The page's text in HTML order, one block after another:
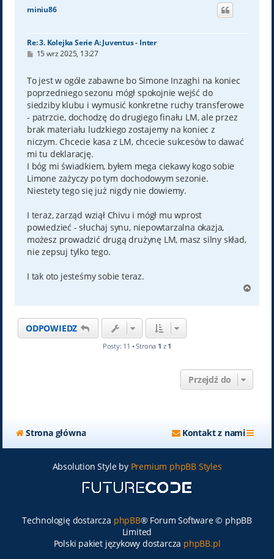
miniu86
Re: 3. Kolejka Serie A: Juventus - Inter
P
t
15 wrz 2025, 13:27
To jest w ogóle zabawne bo Simone Inzaghi na koniec
poprzedniego sezonu mógł spokojnie wejść do
siedziby klubu i wymusić konkretne ruchy transferowe
- patrzcie, dochodzę do drugiego finału LM, ale przez
brak materiału ludzkiego zostajemy na koniec z
niczym. Chcecie kasa z LM, chcecie sukcesów to dawać
mi tu deklarację.
I bóg mi świadkiem, byłem mega ciekawy kogo sobie
Limone zażyczy po tym dochodowym sezonie.
Niestety tego się już nigdy nie dowiemy.
I teraz, zarząd wziął Chivu i mógł mu wprost
powiedzieć - słuchaj synu, niepowtarzalna okazja,
możesz prowadzić drugą drużynę LM, masz silny skład,
nie zepsuj tylko tego.
I tak oto jesteśmy sobie teraz.
g
ODPOWIEDZ
Posty: 11 • Strona 1 z 1
Przejdź do
Strona główna Kontakt z nami
Absolution Style by Premium phpBB Styles
Technologię dostarcza phpBB® Forum Software © phpBB
Limited
Polski pakiet językowy dostarcza phpBB.pl